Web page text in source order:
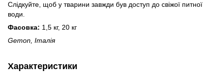
Слідкуйте, щоб у тварини завжди був доступ до свіжої питної
води.
Фасовка: 1,5 кг, 20 кг
Gemon, Італія
Характеристики